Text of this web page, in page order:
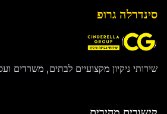
סינדרלה גרופ
שירותי ניקיון מקצועיים לבתים, משרדים